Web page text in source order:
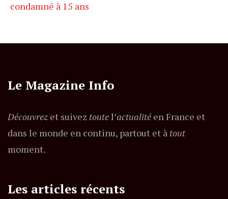
condamné à 15 ans
Le Magazine Info
Découvrez et suivez toutel’actualitéen France et
dans le monde en continu, partout et à tout
moment.
Les articles récents